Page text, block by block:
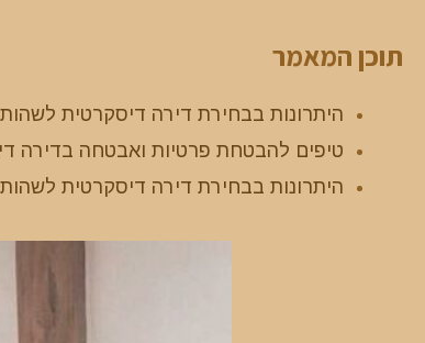
תוכן המאמר
היתרונות בבחירת דירה דיסקרטית
טיפים להבטחת פרטיות ואבטחה בדירה
היתרונות בבחירת דירה דיסקרטית